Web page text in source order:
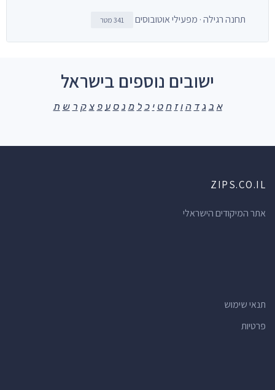
תחנה רגילה · מפעילי אוטובוסים 341 מטר
ישובים נוספים בישראל
א ב ג ד ה ו ז ח ט י כ ל מ נ ס ע פ צ ק ר ש ת
ZIPS.CO.IL
אתר המיקודים הישראלי
תנאי שימוש
פרטיות